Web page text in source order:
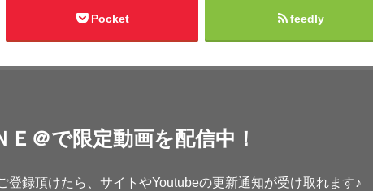
Pocket feedly
Ｅ＠で限定動画を配信中！
登録頂けたら、サイトやYoutubeの更新通知が受け取れます♪